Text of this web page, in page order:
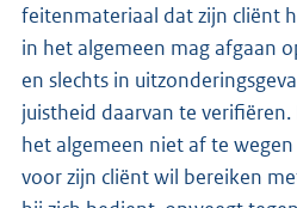
feitenmateriaal dat zijn cliënt
in het algemeen mag afgaan
en slechts in
juistheid daarvan te
het algemeen niet af te
voor zijn cliënt wil bereiken